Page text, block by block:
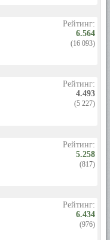
Рейтинг:
6.564
(16 093)
Рейтинг:
4.493
(5 227)
Рейтинг:
5.258
(817)
Рейтинг:
6.434
(976)